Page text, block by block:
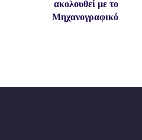
ακολουθεί με το
Μηχανογραφικό